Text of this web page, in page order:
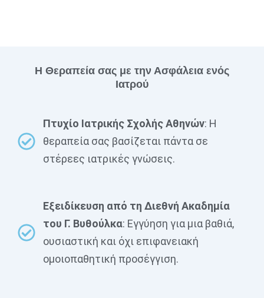
Η Θεραπεία σας με την Ασφάλεια ενός
Ιατρού
Πτυχίο Ιατρικής Σχολής Αθηνών: Η
θεραπεία σας βασίζεται πάντα σε
στέρεες ιατρικές γνώσεις.
Εξειδίκευση από τη Διεθνή Ακαδημία
του Γ. Βυθούλκα: Εγγύηση για μια βαθιά,
ουσιαστική και όχι επιφανειακή
ομοιοπαθητική προσέγγιση.